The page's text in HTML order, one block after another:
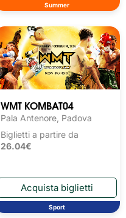
Summer
WMT KOMBAT04
Pala Antenore, Padova
Biglietti a partire da
26.04€
Sport